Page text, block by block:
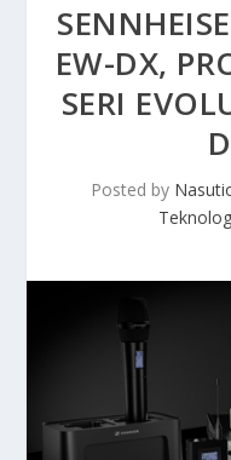
EW-DX,
SERI
Posted by